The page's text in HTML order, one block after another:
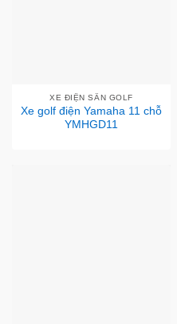
XE ĐIỆN SÂN GOLF
Xe golf điện Yamaha 11 chỗ
YMHGD11